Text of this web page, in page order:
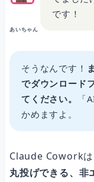
あいちゃん
です！
そうなんです！
でダウンロード
てください。
「
かめますよ。
Claude Coworkは
丸投げできる、非